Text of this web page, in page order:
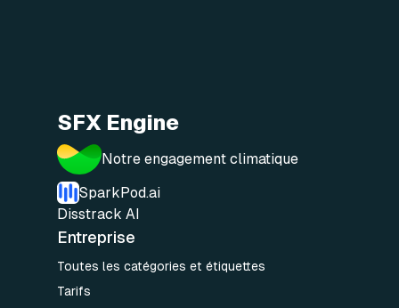
SFX Engine
Notre engagement climatique
SparkPod.ai
Disstrack AI
Entreprise
Toutes les catégories et étiquettes
Tarifs